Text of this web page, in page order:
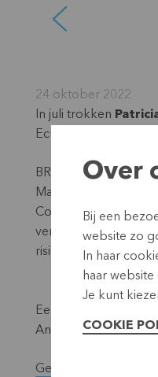
24 oktober 2022
In juli trokken
Ecuador.
BRS ondersteunde
Maar in 2018 begon
Cotocachi, in het
verstrekte de
risicomanagement
Een van de klanten
Antwerpen.
Geen Belgische
Over
Bij een
website zo
In haar
haar
Je kunt
COOKIE